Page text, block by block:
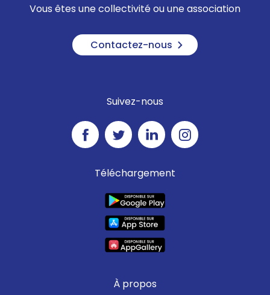
Vous êtes une collectivité ou une association
Contactez-nous
Suivez-nous
Téléchargement
À propos